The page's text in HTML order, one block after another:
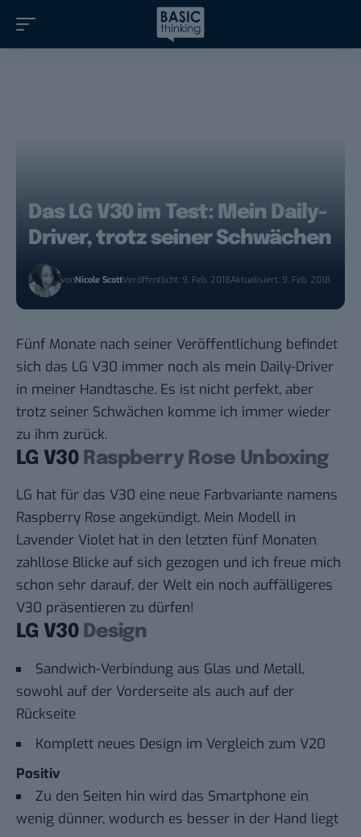
Das LG V30 im Test: Mein Daily-
Driver, trotz seiner Schwächen
vonNicole ScottVeröffentlicht: 9. Feb. 2018Aktualisiert: 9. Feb. 2018
Fünf Monate nach seiner Veröffentlichung befindet
sich das LG V30 immer noch als mein Daily-Driver
in meiner Handtasche. Es ist nicht perfekt, aber
trotz seiner Schwächen komme ich immer wieder
zu ihm zurück.
LG V30 Raspberry Rose Unboxing
LG hat für das V30 eine neue Farbvariante namens
Raspberry Rose angekündigt. Mein Modell in
Lavender Violet hat in den letzten fünf Monaten
zahllose Blicke auf sich gezogen und ich freue mich
schon sehr darauf, der Welt ein noch auffälligeres
V30 präsentieren zu dürfen!
LG V30 Design
Sandwich-Verbindung aus Glas und Metall,
sowohl auf der Vorderseite als auch auf der
Rückseite
Komplett neues Design im Vergleich zum V20
Positiv
Zu den Seiten hin wird das Smartphone ein
wenig dünner, wodurch es besser in der Hand liegt